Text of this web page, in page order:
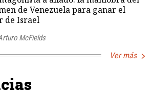
de Venezuela para ganar el
de Israel
McFields
Ver más